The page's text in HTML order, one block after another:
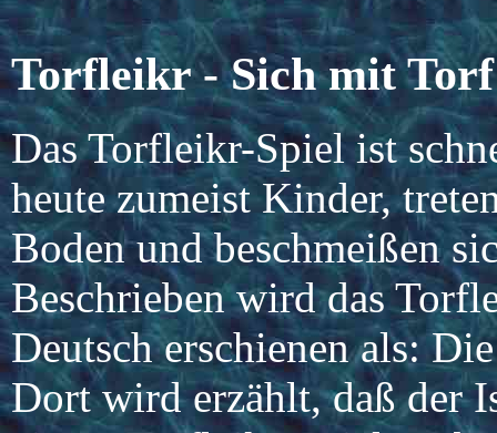
Torfleikr - Sich mit Torf
Das Torfleikr-Spiel ist
heute zumeist Kinder,
Boden und beschmeißen
Beschrieben wird das
Deutsch erschienen als:
Dort wird erzählt, daß der